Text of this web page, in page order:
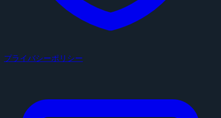
プライバシーポリシー